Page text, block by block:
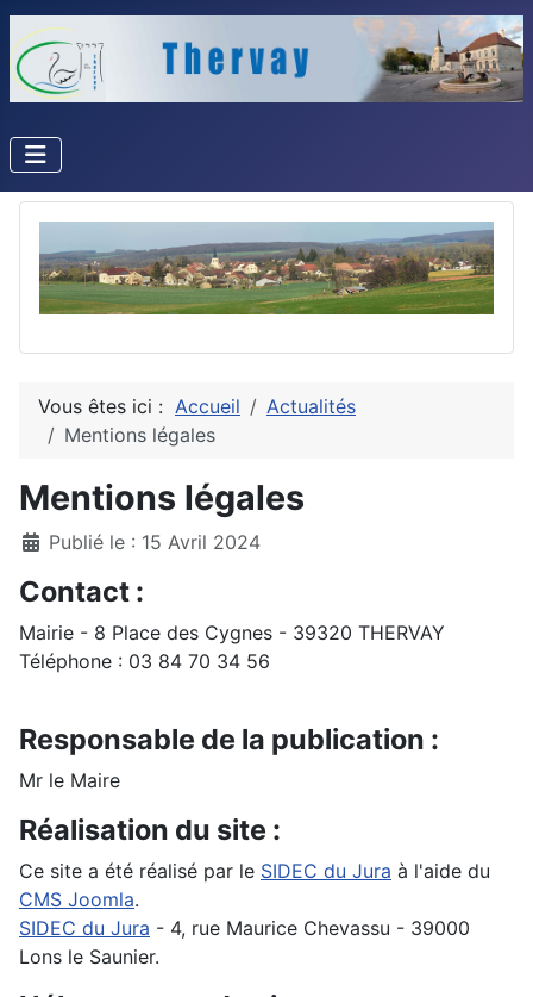
Vous êtes ici : Accueil
Actualités
Mentions légales
Mentions légales
DétailsPublié le : 15 Avril 2024
Contact :
Mairie - 8 Place des Cygnes - 39320 THERVAY
Téléphone : 03 84 70 34 56
Responsable de la publication :
Mr le Maire
Réalisation du site :
Ce site a été réalisé par le SIDEC du Jura à l'aide du
CMS Joomla.
SIDEC du Jura - 4, rue Maurice Chevassu - 39000
Lons le Saunier.